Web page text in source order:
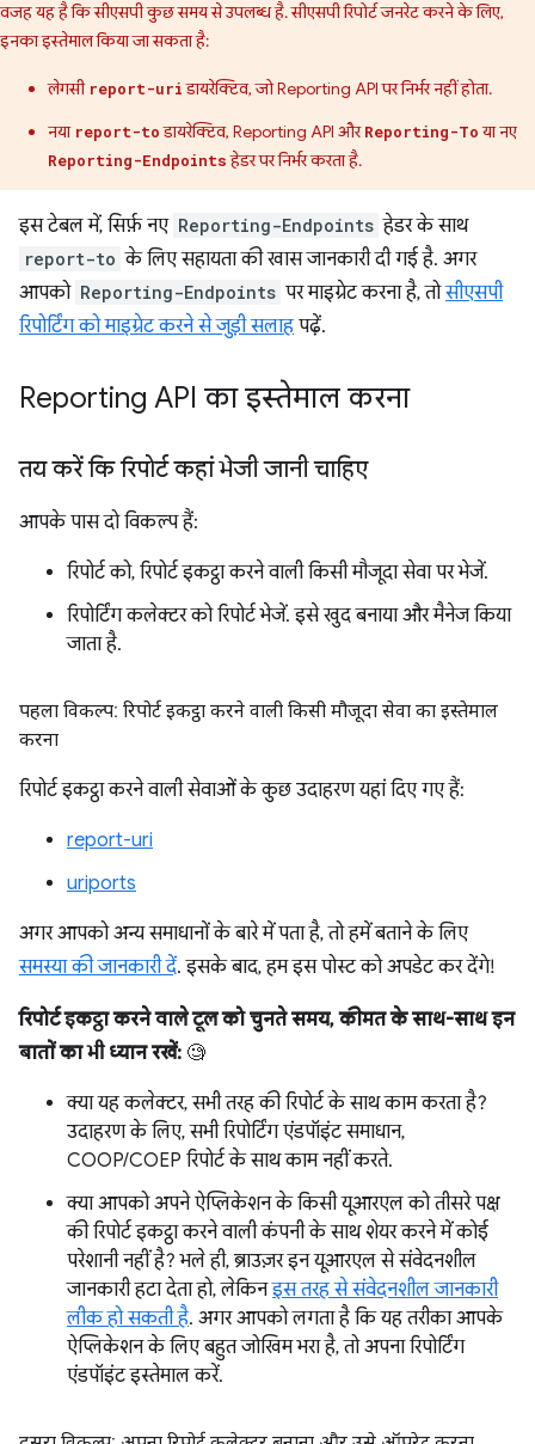
वजह यह है कि सीएसपी कुछ समय से उपलब्ध है. सीएसपी रिपोर्ट जनरेट करने के लिए,
इनका इस्तेमाल किया जा सकता है:
लेगसी report-uriडायरेक्टिव, जो Reporting API पर निर्भर नहीं होता.
नया report-toडायरेक्टिव, Reporting API औरReporting-Toया नए
Reporting-Endpointsहेडर पर निर्भर करता है.
इस टेबल में, सिर्फ़ नए Reporting-Endpoints हेडर के साथ
report-to के लिए सहायता की खास जानकारी दी गई है. अगर
आपको Reporting-Endpoints पर माइग्रेट करना है, तोसीएसपी
रिपोर्टिंग को माइग्रेट करने से जुड़ी सलाह पढ़ें.
Reporting API का इस्तेमाल करना
तय करें कि रिपोर्ट कहां भेजी जानी चाहिए
आपके पास दो विकल्प हैं:
रिपोर्ट को, रिपोर्ट इकट्ठा करने वाली किसी मौजूदा सेवा पर भेजें.
रिपोर्टिंग कलेक्टर को रिपोर्ट भेजें. इसे खुद बनाया और मैनेज किया
जाता है.
पहला विकल्प: रिपोर्ट इकट्ठा करने वाली किसी मौजूदा सेवा का इस्तेमाल
करना
रिपोर्ट इकट्ठा करने वाली सेवाओं के कुछ उदाहरण यहां दिए गए हैं:
report-uri
uriports
अगर आपको अन्य समाधानों के बारे में पता है, तो हमें बताने के लिए
समस्या की जानकारी दें. इसके बाद, हम इस पोस्ट को अपडेट कर देंगे!
रिपोर्ट इकट्ठा करने वाले टूल को चुनते समय, कीमत के साथ-साथ इन
बातों का भी ध्यान रखें: 🧐
क्या यह कलेक्टर, सभी तरह की रिपोर्ट के साथ काम करता है?
उदाहरण के लिए, सभी रिपोर्टिंग एंडपॉइंट समाधान,
COOP/COEP रिपोर्ट के साथ काम नहीं करते.
क्या आपको अपने ऐप्लिकेशन के किसी यूआरएल को तीसरे पक्ष
की रिपोर्ट इकट्ठा करने वाली कंपनी के साथ शेयर करने में कोई
परेशानी नहीं है? भले ही, ब्राउज़र इन यूआरएल से संवेदनशील
जानकारी हटा देता हो, लेकिनइस तरह से संवेदनशील जानकारी
लीक हो सकती है. अगर आपको लगता है कि यह तरीका आपके
ऐप्लिकेशन के लिए बहुत जोखिम भरा है, तो अपना रिपोर्टिंग
एंडपॉइंट इस्तेमाल करें.